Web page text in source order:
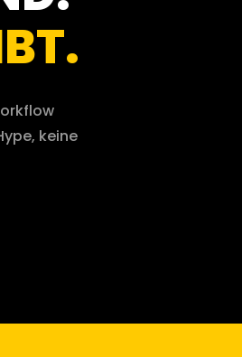
keine